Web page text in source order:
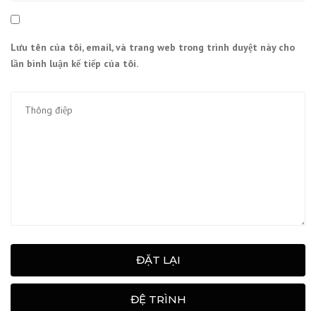
Lưu tên của tôi, email, và trang web trong trình duyệt này cho
lần bình luận kế tiếp của tôi.
ĐẶT LẠI
ĐỆ TRÌNH